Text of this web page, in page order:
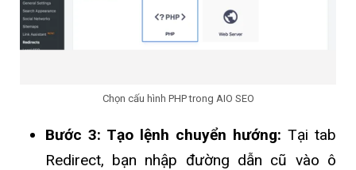
Chọn cấu hình PHP trong AIO SEO
Bước 3: Tạo lệnh chuyển hướng: Tại tab
Redirect, bạn nhập đường dẫn cũ vào ô